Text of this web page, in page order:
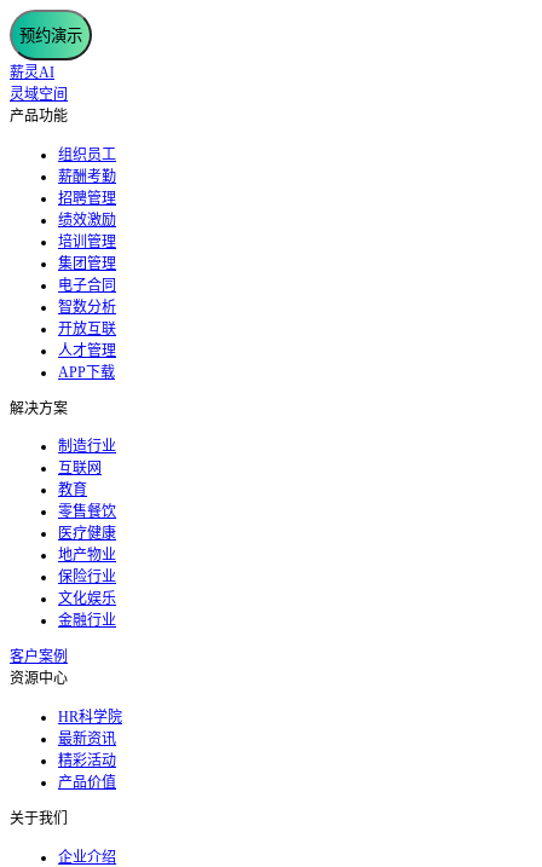
预约演示
薪灵AI
灵域空间
产品功能
组织员工
薪酬考勤
招聘管理
绩效激励
培训管理
集团管理
电子合同
智数分析
开放互联
人才管理
APP下载
解决方案
制造行业
互联网
教育
零售餐饮
医疗健康
地产物业
保险行业
文化娱乐
金融行业
客户案例
资源中心
HR科学院
最新资讯
精彩活动
产品价值
关于我们
企业介绍